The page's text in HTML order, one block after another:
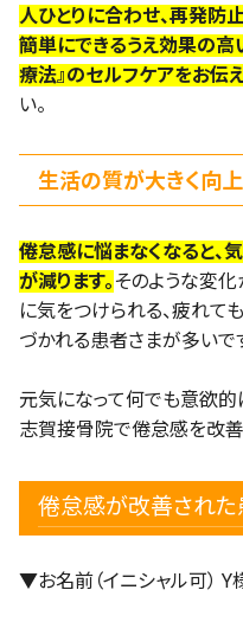
人ひとりに合わせ、再発防
簡単にできるうえ効果の高
療法』のセルフケアをお伝
い。
生活の質が大きく向
倦怠感に悩まなくなると、
が減ります。そのような変化
に気をつけられる、疲れて
づかれる患者さまが多いで
元気になって何でも意欲的
志賀接骨院で倦怠感を改善
倦怠感が改善された
▼お名前（イニシャル可） Y